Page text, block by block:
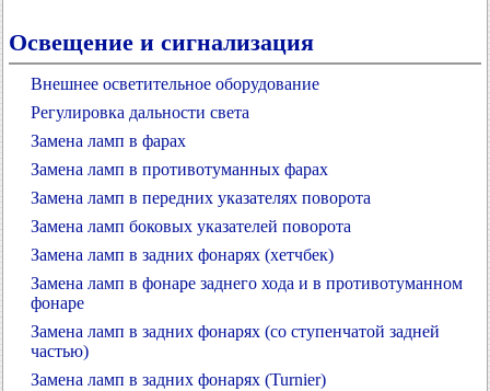
Освещение и сигнализация
Внешнее осветительное оборудование
Регулировка дальности света
Замена ламп в фарах
Замена ламп в противотуманных фарах
Замена ламп в передних указателях поворота
Замена ламп боковых указателей поворота
Замена ламп в задних фонарях (хетчбек)
Замена ламп в фонаре заднего хода и в противотуманном
фонаре
Замена ламп в задних фонарях (со ступенчатой задней
частью)
Замена ламп в задних фонарях (Turnier)